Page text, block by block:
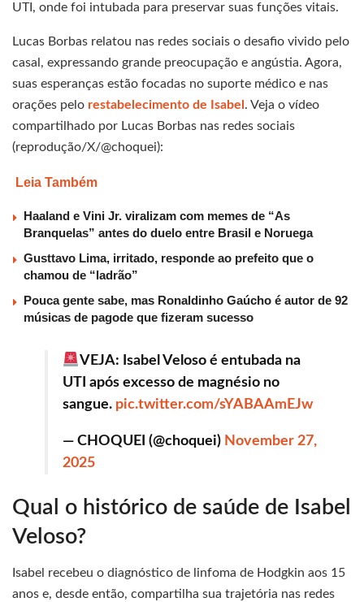
UTI, onde foi intubada para preservar suas funções vitais.
Lucas Borbas relatou nas redes sociais o desafio vivido pelo
casal, expressando grande preocupação e angústia. Agora,
suas esperanças estão focadas no suporte médico e nas
orações pelo restabelecimento de Isabel . Veja o vídeo
compartilhado por Lucas Borbas nas redes sociais
(reprodução/X/@choquei):
Leia Também
Haaland e Vini Jr. viralizam com memes de “As
Branquelas” antes do duelo entre Brasil e Noruega
Gusttavo Lima, irritado, responde ao prefeito que o
chamou de “ladrão”
Pouca gente sabe, mas Ronaldinho Gaúcho é autor de 92
músicas de pagode que fizeram sucesso
VEJA: Isabel Veloso é entubada na
UTI após excesso de magnésio no
sangue. pic.twitter.com/sYABAAmEJw
— CHOQUEI (@choquei) November 27,
2025
Qual o histórico de saúde de Isabel
Veloso?
Isabel recebeu o diagnóstico de linfoma de Hodgkin aos 15
anos e, desde então, compartilha sua trajetória nas redes